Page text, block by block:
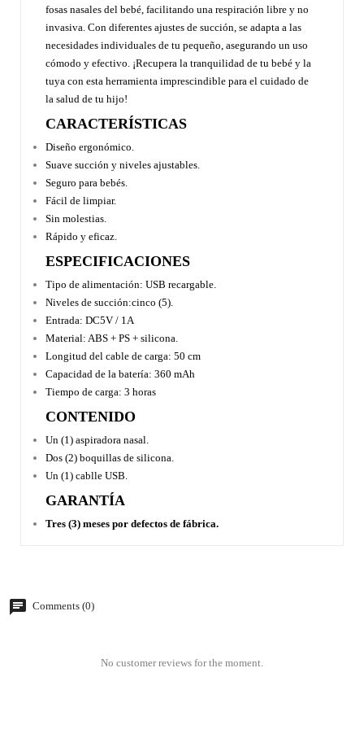
fosas nasales del bebé, facilitando una respiración libre y no
invasiva. Con diferentes ajustes de succión, se adapta a las
necesidades individuales de tu pequeño, asegurando un uso
cómodo y efectivo. ¡Recupera la tranquilidad de tu bebé y la
tuya con esta herramienta imprescindible para el cuidado de
la salud de tu hijo!
CARACTERÍSTICAS
Diseño ergonómico.
Suave succión y niveles ajustables.
Seguro para bebés.
Fácil de limpiar.
Sin molestias.
Rápido y eficaz.
ESPECIFICACIONES
Tipo de alimentación: USB recargable.
Niveles de succión:cinco (5).
Entrada: DC5V / 1A
Material: ABS + PS + silicona.
Longitud del cable de carga: 50 cm
Capacidad de la batería: 360 mAh
Tiempo de carga: 3 horas
CONTENIDO
Un (1) aspiradora nasal.
Dos (2) boquillas de silicona.
Un (1) cablle USB.
GARANTÍA
Tres (3) meses por defectos de fábrica.
Comments (0)
No customer reviews for the moment.